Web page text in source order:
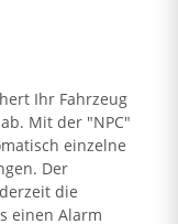
Ihr Fahrzeug
Mit der "NPC"
einzelne
Der
die
einen Alarm